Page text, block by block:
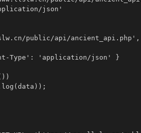
json'
public/api/
Type': 'application/json' }